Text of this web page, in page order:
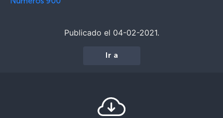
Publicado el 04-02-2021.
Ir a